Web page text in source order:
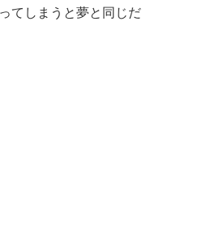
てしまうと夢と同じだ